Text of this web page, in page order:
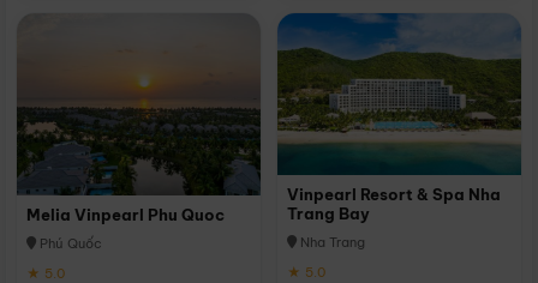
Melia Vinpearl Phu Quoc
Phú Quốc
★ 5.0
Vinpearl Resort & Spa Nha
Trang Bay
Nha Trang
★ 5.0